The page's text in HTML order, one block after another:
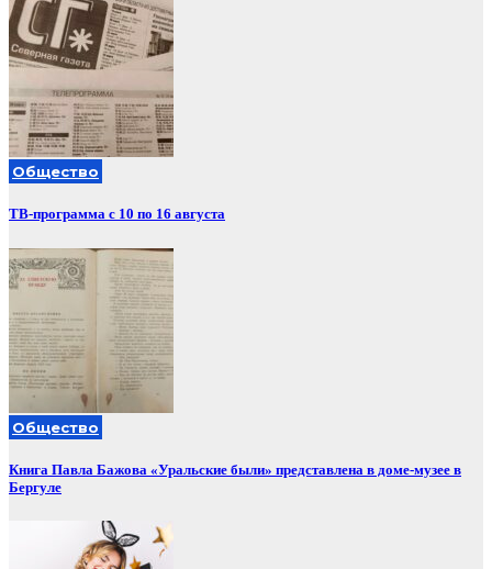
Общество
ТВ-программа с 10 по 16 августа
Общество
Книга Павла Бажова «Уральские были» представлена в доме-музее в
Бергуле